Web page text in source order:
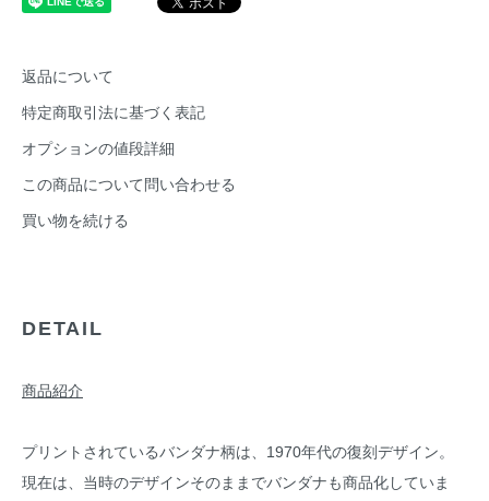
返品について
特定商取引法に基づく表記
オプションの値段詳細
この商品について問い合わせる
買い物を続ける
DETAIL
商品紹介
プリントされているバンダナ柄は、1970年代の復刻デザイン。
現在は、当時のデザインそのままでバンダナも商品化していま